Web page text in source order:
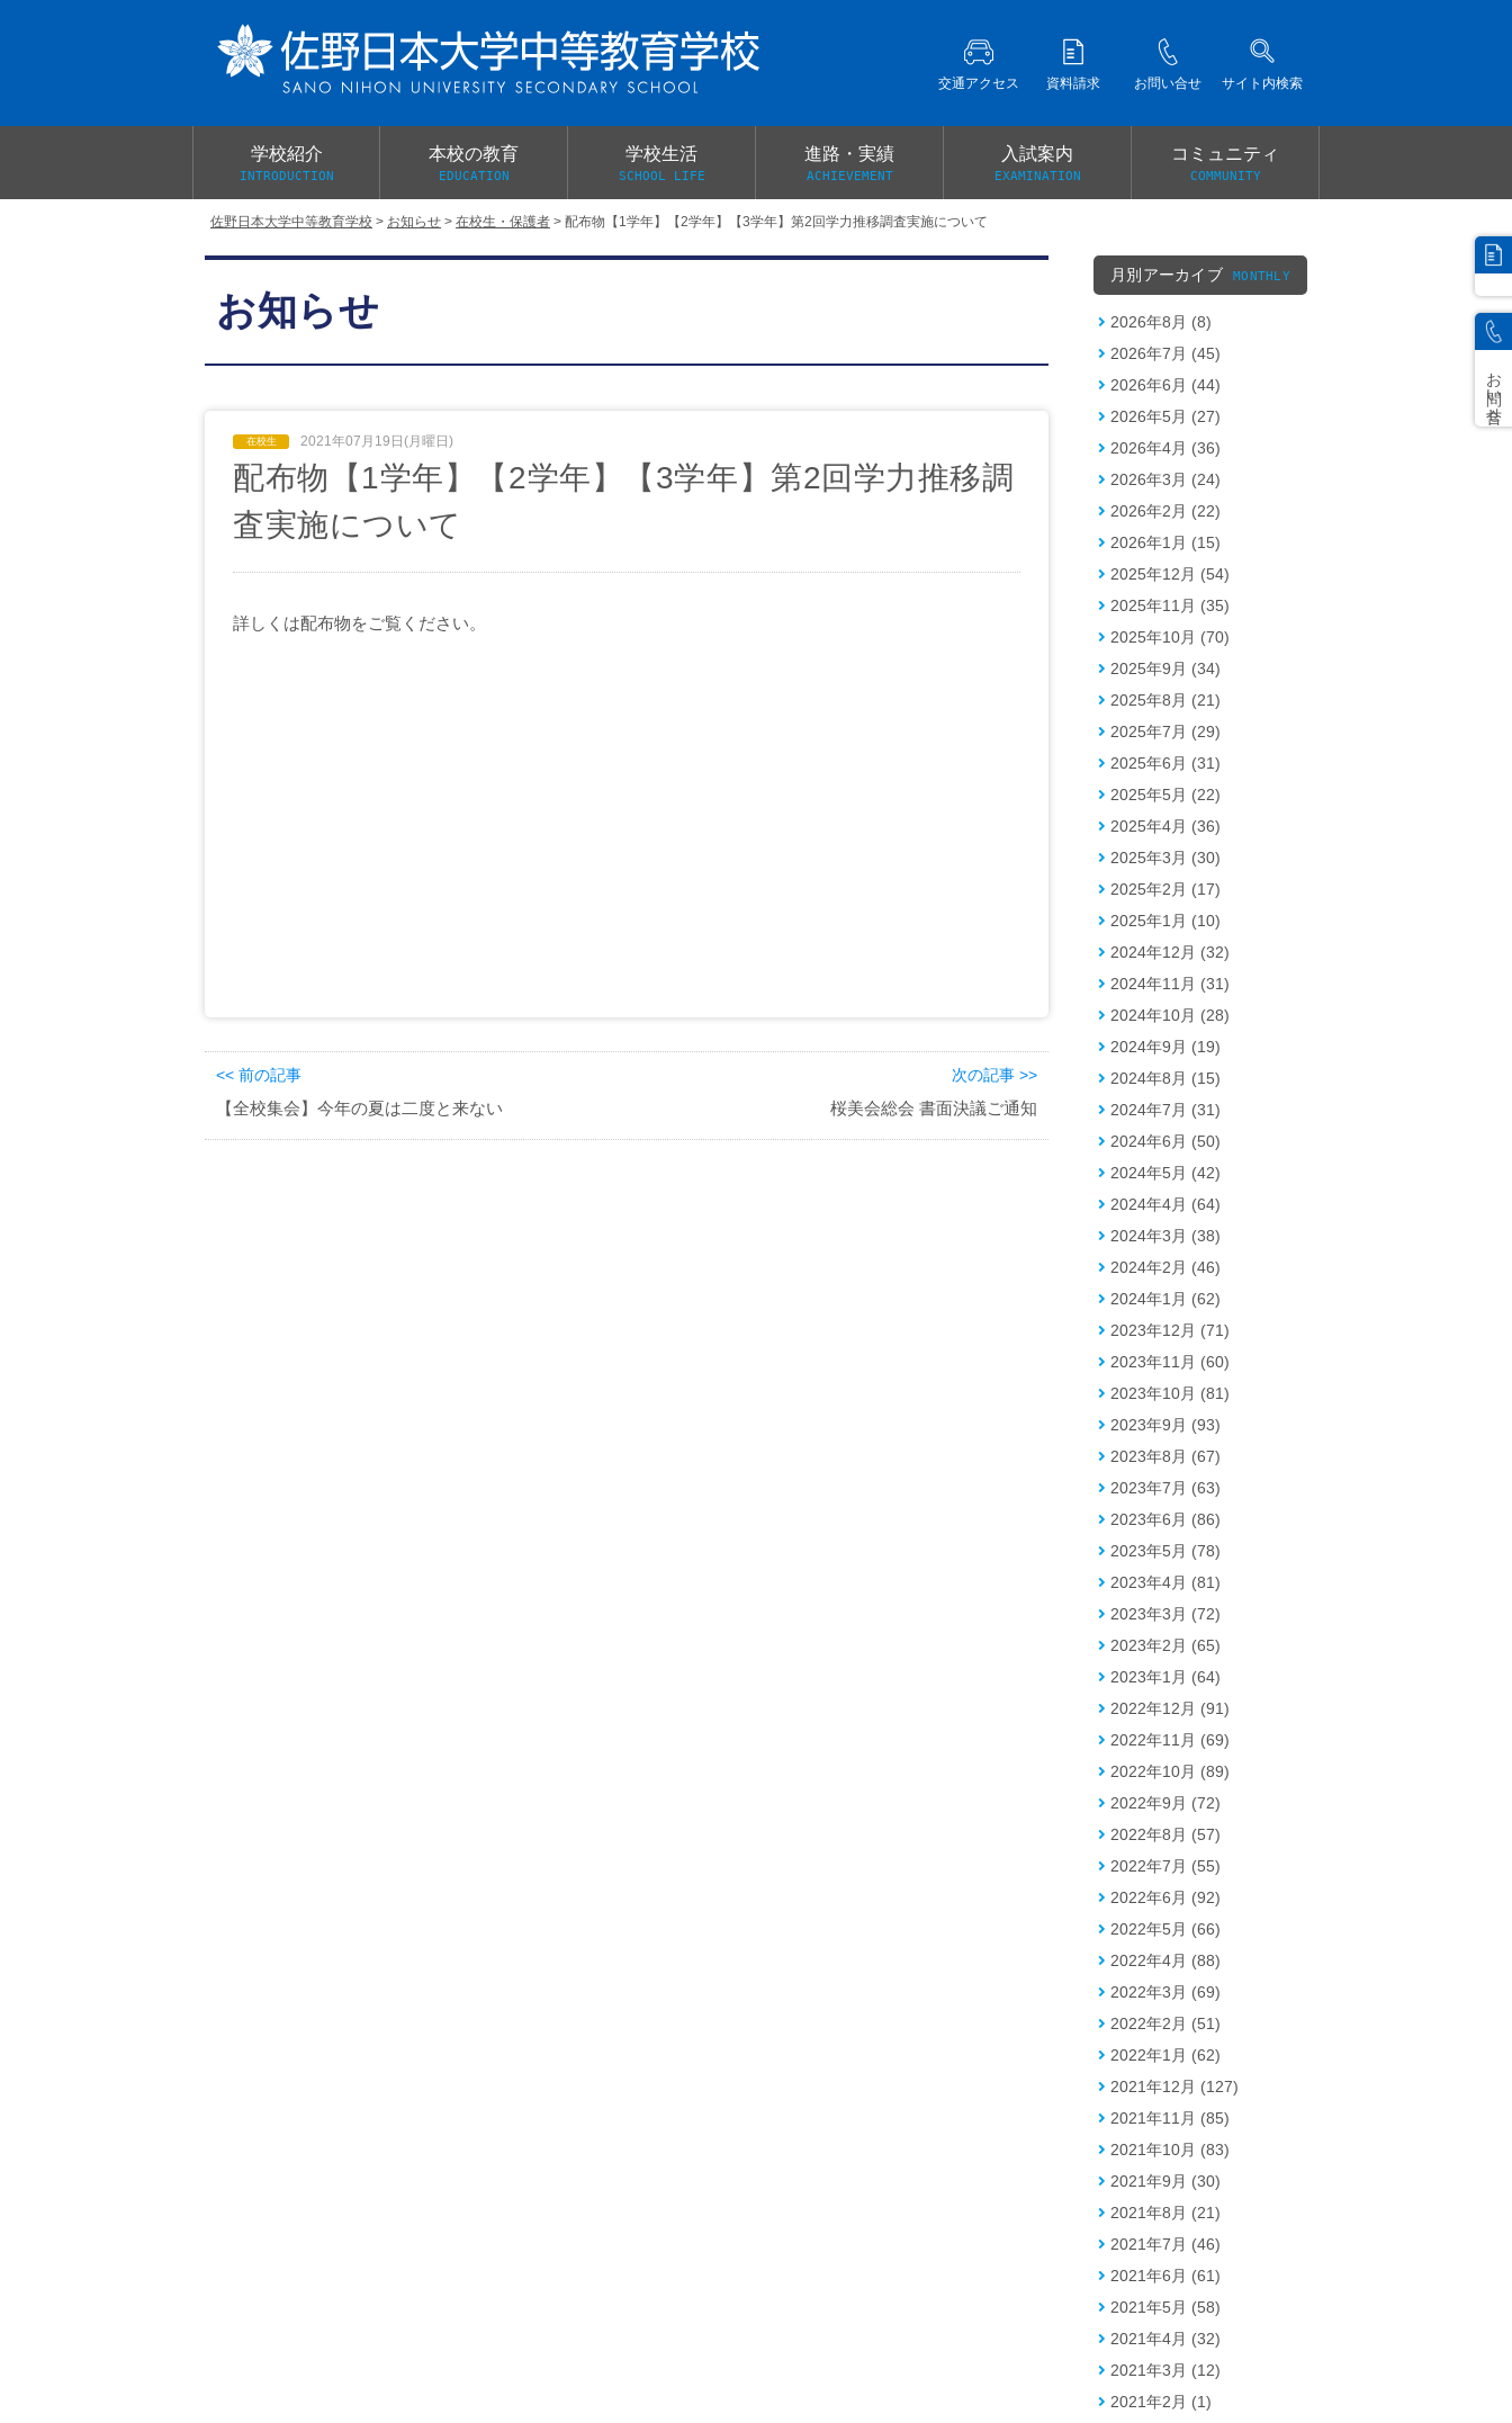
お問い合せ
交通アクセス 資料請求 お問い合せ サイト内検索
佐野日本大学中等教育学校 > お知らせ > 在校生・保護者 > 配布物【1学年】【2学年】【3学年】第2回学力推移調査実施について
学校紹介
INTRODUCTION
学校案内パンフレット
本校の教育
EDUCATION
総合的探究（学習）の時間
学校生活
SCHOOL LIFE
制服紹介
進路・実績
ACHIEVEMENT
入試案内
EXAMINATION
コミュニティ
COMMUNITY
桜美会
お知らせ
2021年07月19日(月曜日)
配布物【1学年】【2学年】【3学年】第2回学力推移調
査実施について
詳しくは配布物をご覧ください。
<< 前の記事
【全校集会】今年の夏は二度と来ない
次の記事 >>
桜美会総会 書面決議ご通知
月別アーカイブ MONTHLY
2026年8月 (8)
2026年7月 (45)
2026年6月 (44)
2026年5月 (27)
2026年4月 (36)
2026年3月 (24)
2026年2月 (22)
2026年1月 (15)
2025年12月 (54)
2025年11月 (35)
2025年10月 (70)
2025年9月 (34)
2025年8月 (21)
2025年7月 (29)
2025年6月 (31)
2025年5月 (22)
2025年4月 (36)
2025年3月 (30)
2025年2月 (17)
2025年1月 (10)
2024年12月 (32)
2024年11月 (31)
2024年10月 (28)
2024年9月 (19)
2024年8月 (15)
2024年7月 (31)
2024年6月 (50)
2024年5月 (42)
2024年4月 (64)
2024年3月 (38)
2024年2月 (46)
2024年1月 (62)
2023年12月 (71)
2023年11月 (60)
2023年10月 (81)
2023年9月 (93)
2023年8月 (67)
2023年7月 (63)
2023年6月 (86)
2023年5月 (78)
2023年4月 (81)
2023年3月 (72)
2023年2月 (65)
2023年1月 (64)
2022年12月 (91)
2022年11月 (69)
2022年10月 (89)
2022年9月 (72)
2022年8月 (57)
2022年7月 (55)
2022年6月 (92)
2022年5月 (66)
2022年4月 (88)
2022年3月 (69)
2022年2月 (51)
2022年1月 (62)
2021年12月 (127)
2021年11月 (85)
2021年10月 (83)
2021年9月 (30)
2021年8月 (21)
2021年7月 (46)
2021年6月 (61)
2021年5月 (58)
2021年4月 (32)
2021年3月 (12)
2021年2月 (1)